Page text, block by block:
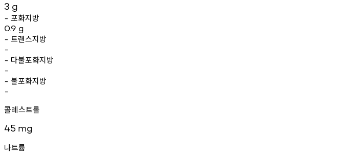
3 g
- 포화지방
0.9 g
- 트랜스지방
-
- 다불포화지방
-
- 불포화지방
-
콜레스트롤
45 mg
나트륨